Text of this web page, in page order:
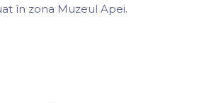
în zona Muzeul Apei.